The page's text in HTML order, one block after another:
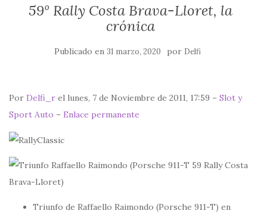
59º Rally Costa Brava-Lloret, la
crónica
Publicado en 31 marzo, 2020 por Delfi
Por Delfi_r el lunes, 7 de Noviembre de 2011, 17:59 – Slot y
Sport Auto – Enlace permanente
Triunfo de Raffaello Raimondo (Porsche 911-T) en